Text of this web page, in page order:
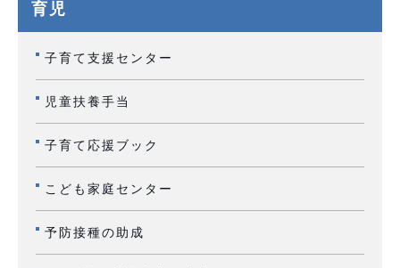
育児
子育て支援センター
児童扶養手当
子育て応援ブック
こども家庭センター
予防接種の助成